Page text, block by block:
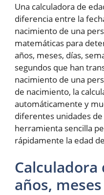
Una calculadora de
diferencia entre la
nacimiento de una
matemáticas para
años, meses, días,
segundos que han
nacimiento de una
de nacimiento, la
automáticamente y
diferentes unidades
herramienta sencilla
rápidamente la edad
Calculadora
años,